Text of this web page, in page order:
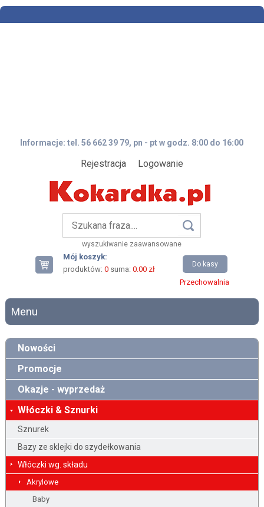
Informacje: tel. 56 662 39 79, pn - pt w godz. 8:00 do 16:00
Rejestracja Logowanie
wyszukiwanie zaawansowane
Mój koszyk:
produktów: 0suma: 0.00 zł
Do kasy
Przechowalnia
Menu
Nowości
Promocje
Okazje - wyprzedaż
Włóczki & Sznurki
Sznurek
Bazy ze sklejki do szydełkowania
Włóczki wg. składu
Akrylowe
Baby